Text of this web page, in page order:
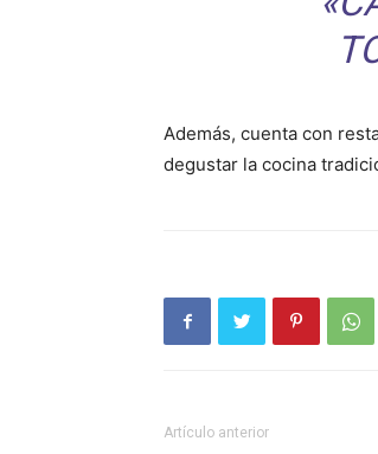
Además, cuenta con
degustar la cocina
Artículo anterior